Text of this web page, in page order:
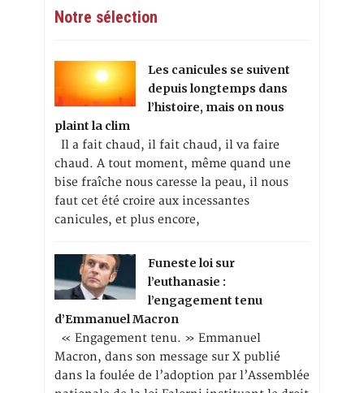
Notre sélection
Les canicules se suivent
depuis longtemps dans
l’histoire, mais on nous
plaint la clim
Il a fait chaud, il fait chaud, il va faire
chaud. A tout moment, même quand une
bise fraîche nous caresse la peau, il nous
faut cet été croire aux incessantes
canicules, et plus encore,
Funeste loi sur
l’euthanasie :
l’engagement tenu
d’Emmanuel Macron
« Engagement tenu. » Emmanuel
Macron, dans son message sur X publié
dans la foulée de l’adoption par l’Assemblée